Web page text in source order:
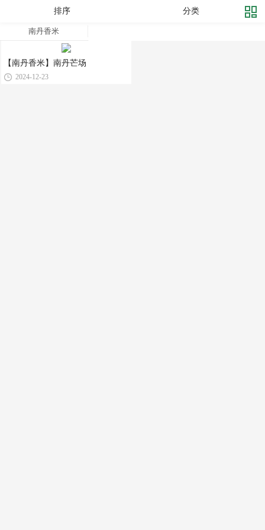
排序 分类
南丹香米
【南丹香米】南丹芒场
2024-12-23